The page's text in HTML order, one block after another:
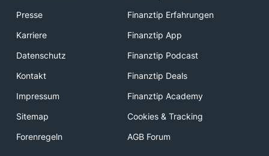
Presse
Finanztip Erfahrungen
Karriere
Finanztip App
Datenschutz
Finanztip Podcast
Kontakt
Finanztip Deals
Impressum
Finanztip Academy
Sitemap
Cookies & Tracking
Forenregeln
AGB Forum